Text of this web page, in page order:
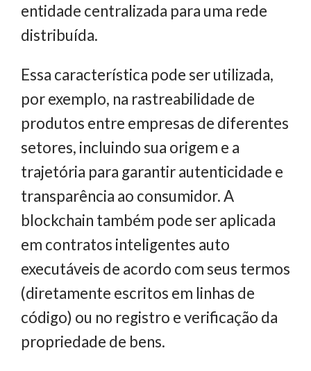
entidade centralizada para uma rede
distribuída.
Essa característica pode ser utilizada,
por exemplo, na rastreabilidade de
produtos entre empresas de diferentes
setores, incluindo sua origem e a
trajetória para garantir autenticidade e
transparência ao consumidor. A
blockchain também pode ser aplicada
em contratos inteligentes auto
executáveis de acordo com seus termos
(diretamente escritos em linhas de
código) ou no registro e verificação da
propriedade de bens.